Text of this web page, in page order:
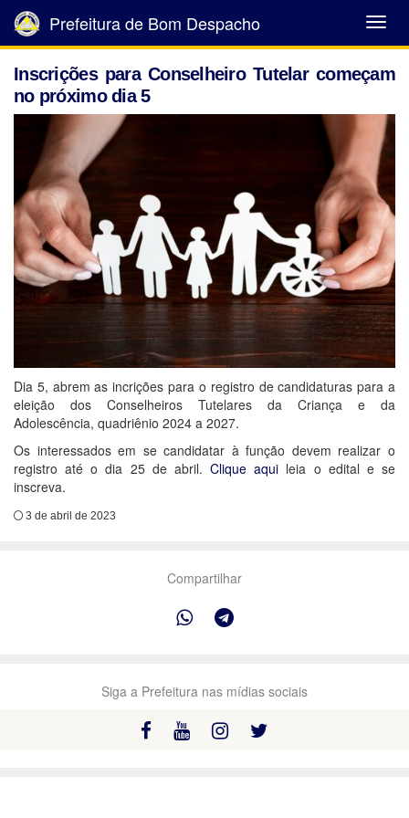
Abrir
Menu
Prefeitura de Bom Despacho
Inscrições para Conselheiro Tutelar começam
no próximo dia 5
Dia 5, abrem as incrições para o registro de candidaturas para a
eleição dos Conselheiros Tutelares da Criança e da
Adolescência, quadriênio 2024 a 2027.
Os interessados em se candidatar à função devem realizar o
registro até o dia 25 de abril.Clique aqui leia o edital e se
inscreva.
3 de abril de 2023
Compartilhar
Siga a Prefeitura nas mídias sociais